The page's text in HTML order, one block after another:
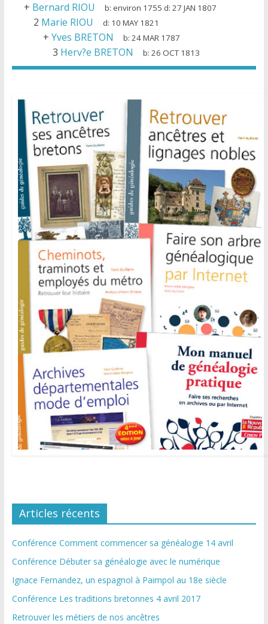
+ Bernard RIOU b:environ 1755 d:27 JAN 1807
2 Marie RIOU d: 10 MAY 1821
+ Yves BRETON b:24 MAR 1787
3 Herv?e BRETON b:26 OCT 1813
Articles récents
Conférence Comment commencer sa généalogie 14 avril
Conférence Débuter sa généalogie avec le numérique
Ignace Fernandez, un espagnol à Paimpol au 18e siècle
Conférence Les traditions bretonnes 4 avril 2017
Retrouver les métiers de nos ancêtres